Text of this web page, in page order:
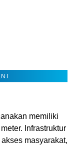
memiliki
Infrastruktur
masyarakat,